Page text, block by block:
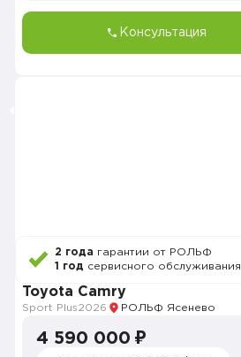
Консультация
2 года гарантии от РОЛЬФ
1 год сервисного обслуживания
Toyota Camry
Sport Plus2026 РОЛЬФ Ясенево
4 590 000 ₽